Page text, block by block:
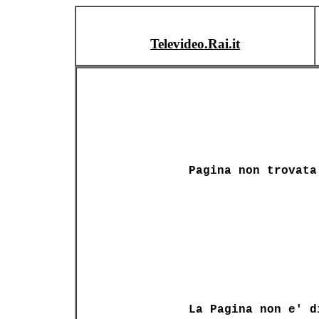
Televideo.Rai.it
Pagina non trovata
La Pagina non e'